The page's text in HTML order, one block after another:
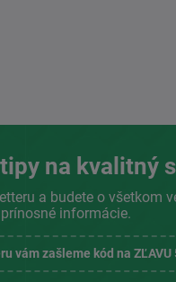
na kvalitný
a budete o všetkom
informácie.
vám zašleme kód na ZĽAVU